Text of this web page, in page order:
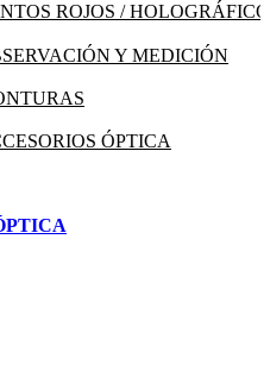
ROJOS /
Y MEDICIÓN
ÓPTICA